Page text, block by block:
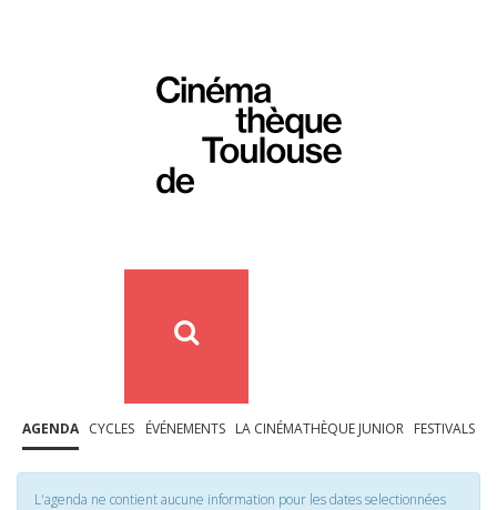
AGENDA CYCLES ÉVÉNEMENTS LA CINÉMATHÈQUE JUNIOR FESTIVALS
L'agenda ne contient aucune information pour les dates selectionnées